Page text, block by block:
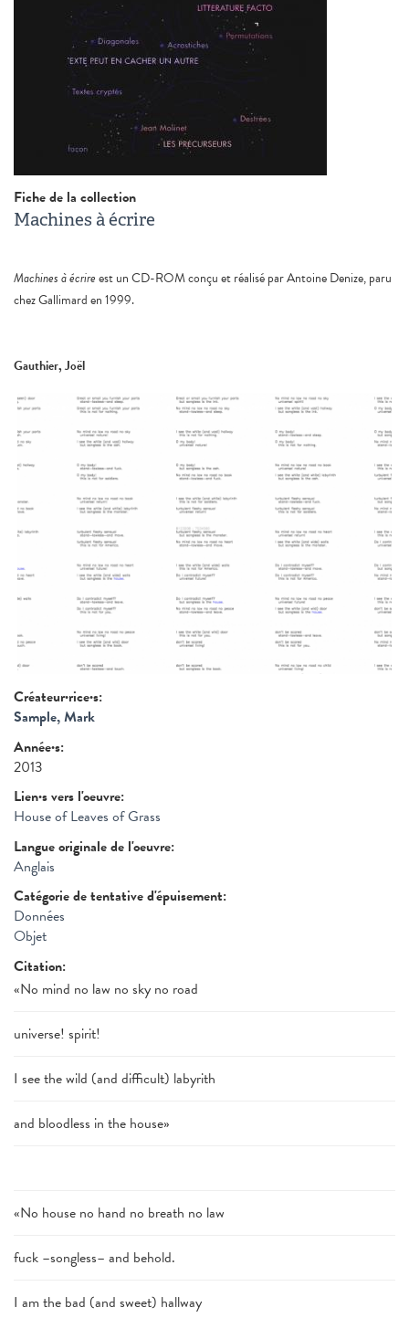
Fiche de la collection
Machines à écrire
Machines à écrireest un CD-ROM conçu et réalisé par Antoine Denize, paru
chez Gallimard en 1999.
Gauthier, Joël
Créateur·rice·s:
Sample, Mark
Année·s:
2013
Lien·s vers l'oeuvre:
House of Leaves of Grass
Langue originale de l'oeuvre:
Anglais
Catégorie de tentative d'épuisement:
Données
Objet
Citation:
«No mind no law no sky no road
universe! spirit!
I see the wild (and difficult) labyrith
and bloodless in the house»
«No house no hand no breath no law
fuck –songless– and behold.
I am the bad (and sweet) hallway